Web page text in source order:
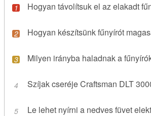
Hogyan távolítsuk el az elakadt
Hogyan készítsünk fűnyírót
Milyen irányba haladnak a
Szíjak cseréje Craftsman DLT
Le lehet nyírni a nedves füvet